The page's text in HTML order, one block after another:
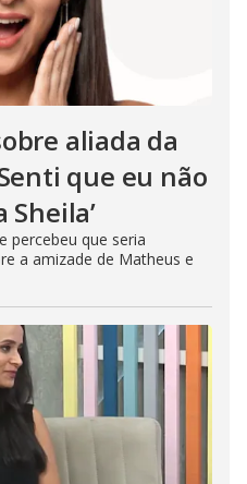
aliada da
que eu não
percebeu que seria
a amizade de Matheus e